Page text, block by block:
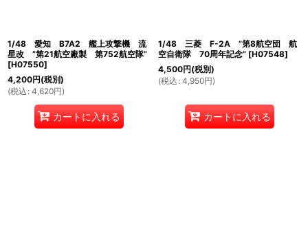
1/48 愛知 B7A2 艦上攻撃機 流
星改 ”第21航空廠製 第752航空隊”
[H07550]
4,200円(税別)
(税込 : 4,620円)
カートに入れる
1/48 三菱 F-2A ”第8航空団 航
空自衛隊 70周年記念” [H07548]
4,500円(税別)
(税込 : 4,950円)
カートに入れる